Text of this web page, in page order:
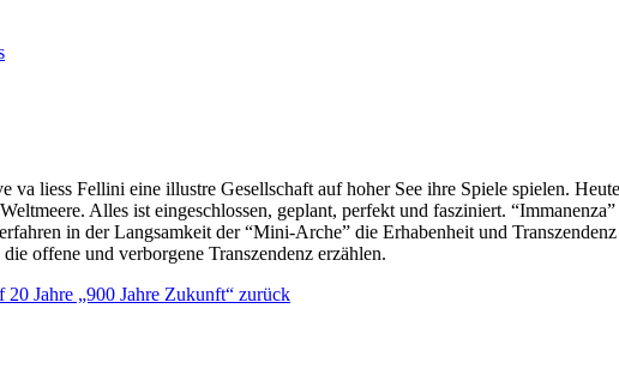
va liess Fellini eine illustre Gesellschaft auf hoher See ihre Spiele spielen.
Alles ist eingeschlossen, geplant, perfekt und fasziniert.
in der Langsamkeit der “Mini-Arche” die Erhabenheit und
offene und verborgene Transzendenz erzählen.
Jahre „900 Jahre Zukunft“ zurück